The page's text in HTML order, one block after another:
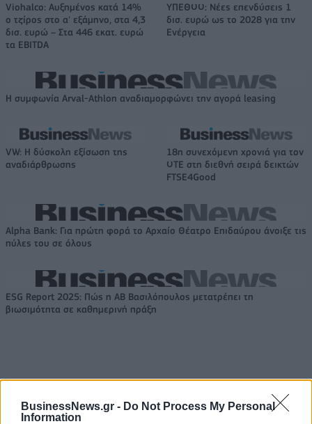
BusinessNews.gr - Do Not Process My Personal
Information
Viohalco: Αυξημένος κατά 14%
ο τζίρος στο α' εξάμηνο, στα 4,3
δισ. ευρώ – Στα 446 εκατ. ευρώ
τα EBITDA
ΥΠΕΘΟΟ: Νέες επενδύσεις 1
δισ. ευρώ ως το 2028 για την
Ενέργεια
Η συμφωνία Arval-Athlon αναδιαμορφώνει την αγορά leasing
VW: Η δύσκολη εξίσωση της
αναδιάρθρωσης
18η συνεχόμενη χρονιά για τον
ΟΤΕ στη διεθνή σειρά δεικτών
FTSE4Good
Alpha Bank: Για πρώτη φορά το Αρχαίο Θέατρο Επιδαύρου άνοιξε τις
πύλες του σε όλους
ESG Report 2025: Πώς η ΑΒ Βασιλόπουλος μετατρέπει τη
βιωσιμότητα σε καθημερινή πράξη
ΠΕΡΙΣΣΌΤΕΡΑ ΣΕ ΑΥΤΉ ΤΗΝ ΚΑΤΗΓΟΡΊΑ